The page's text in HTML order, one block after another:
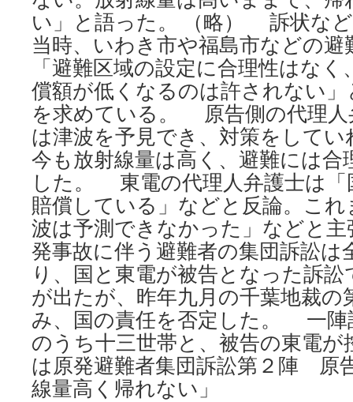
い」と語った。 （略） 訴状な
当時、いわき市や福島市などの避
「避難区域の設定に合理性はな
償額が低くなるのは許されない
を求めている。 原告側の代理人
は津波を予見でき、対策をして
今も放射線量は高く、避難には合
した。 東電の代理人弁護士は「
賠償している」などと反論。こ
波は予測できなかった」などと
発事故に伴う避難者の集団訴訟は
り、国と東電が被告となった訴
が出たが、昨年九月の千葉地裁の
み、国の責任を否定した。 一陣
のうち十三世帯と、被告の東電が
は原発避難者集団訴訟第２陣 原
線量高く帰れない」